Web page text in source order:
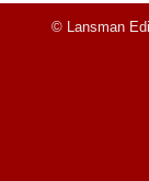
© Lansman